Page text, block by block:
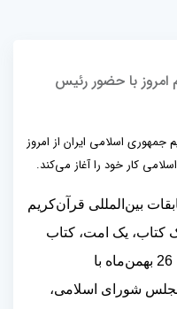
امروز با حضور رئیس
جمهوری اسلامی ایران از امروز
بین‌المللی قرآن‌کریم
کتاب، یک امت، کتاب
مقاومت» از ساعت 15:30 امروز، 26 بهمن‌ماه با
شورای اسلامی،